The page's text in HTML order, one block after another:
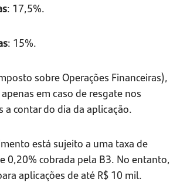
: 17,5%.
: 15%.
sobre Operações Financeiras),
em caso de resgate nos
a contar do dia da aplicação.
está sujeito a uma taxa de
0,20% cobrada pela B3. No entanto,
aplicações de até R$ 10 mil.